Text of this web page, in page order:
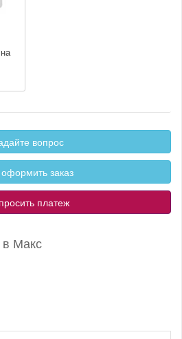
вопрос
заказ
платеж
Макс